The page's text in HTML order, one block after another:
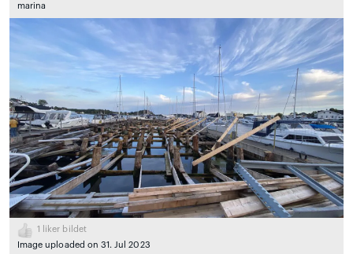
marina
1
liker bildet
Image uploaded on 31. Jul 2023